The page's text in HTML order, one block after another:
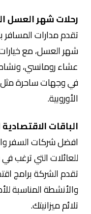
رحلات شهر العسل
تقدم مدارات المسافر
شهر العسل، مع
عشاء رومانسي،
في وجهات ساحرة مثل
الأوروبية.
الباقات الاقتصادية
افضل شركات السفر
للعائلات التي ترغب
تقدم الشركة برامج
والأنشطة المناسبة
تلائم ميزانيتك.